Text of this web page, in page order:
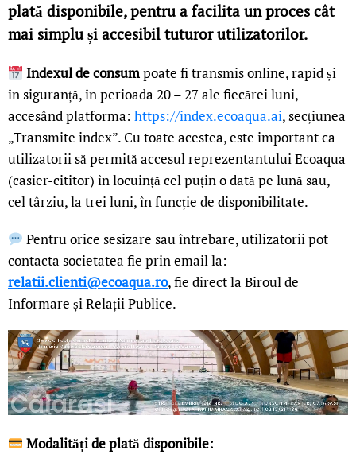
plată disponibile, pentru a facilita un proces cât
mai simplu și accesibil tuturor utilizatorilor.
Indexul de consumpoate fi transmis online, rapid și
în siguranță, în perioada 20 – 27 ale fiecărei luni,
accesând platforma: https://index.ecoaqua.ai, secțiunea
„Transmite index”. Cu toate acestea, este important ca
utilizatorii să permită accesul reprezentantului Ecoaqua
(casier-cititor) în locuință cel puțin o dată pe lună sau,
cel târziu, la trei luni, în funcție de disponibilitate.
Pentru orice sesizare sau întrebare, utilizatorii pot
contacta societatea fie prin email la:
relatii.clienti@ecoaqua.ro, fie direct la Biroul de
Informare și Relații Publice.
Modalități de plată disponibile: